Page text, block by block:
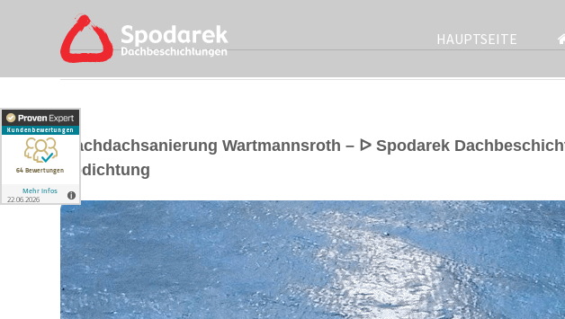
HAUPTSEITE
Flachdachsanierung Wartmannsroth – ᐅ Spodarek
Abdichtung